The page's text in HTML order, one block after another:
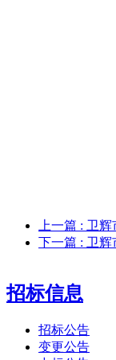
上一篇 : 卫
下一篇 : 卫
招标信息
招标公告
变更公告